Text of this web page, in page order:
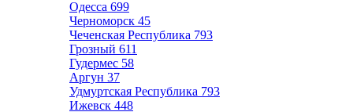
Одесса 699
Черноморск 45
Чеченская Республика 793
Грозный 611
Гудермес 58
Аргун 37
Удмуртская Республика 793
Ижевск 448